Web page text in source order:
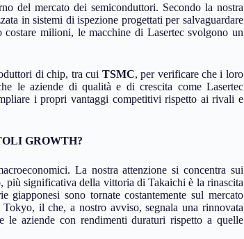
del mercato dei semiconduttori. Secondo la nostra
in sistemi di ispezione progettati per salvaguardare
milioni, le macchine di Lasertec svolgono un
di chip, tra cui TSMC, per verificare che i loro
le aziende di qualità e di crescita come Lasertec
i propri vantaggi competitivi rispetto ai rivali e
GROWTH?
La nostra attenzione si concentra sui
più significativa della vittoria di Takaichi è la rinascita
sono tornate costantemente sul mercato
il che, a nostro avviso, segnala una rinnovata
aziende con rendimenti duraturi rispetto a quelle